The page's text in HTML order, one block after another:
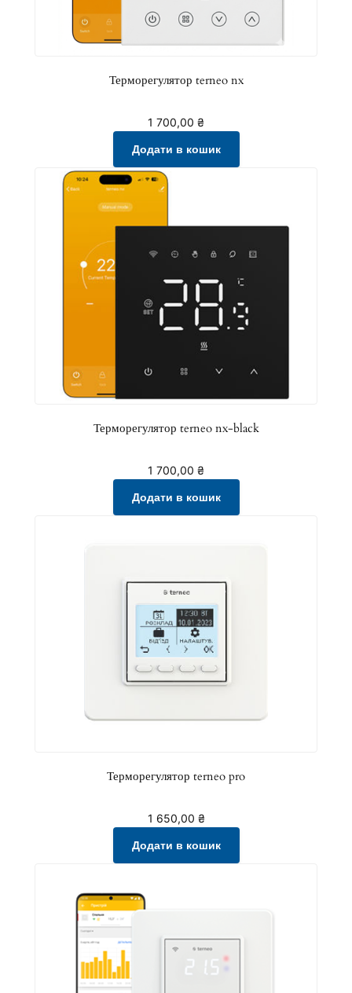
Терморегулятор terneo nx
1 700,00 ₴
Додати в кошик
Терморегулятор terneo nx-black
1 700,00 ₴
Додати в кошик
Терморегулятор terneo pro
1 650,00 ₴
Додати в кошик